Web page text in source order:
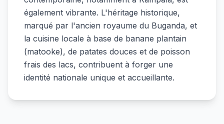
également vibrante. L'héritage historique,
marqué par l'ancien royaume du Buganda, et
la cuisine locale à base de banane plantain
(matooke), de patates douces et de poisson
frais des lacs, contribuent à forger une
identité nationale unique et accueillante.